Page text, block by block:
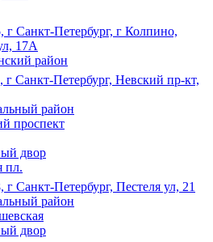
г Санкт-Петербург, г Колпино,
17А
район
г Санкт-Петербург, Невский пр-кт,
район
проспект
двор
пл.
г Санкт-Петербург, Пестеля ул, 21
район
двор